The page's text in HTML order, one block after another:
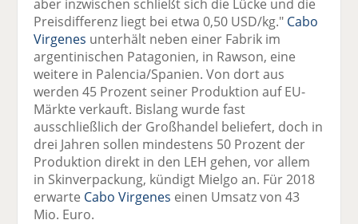
aber inzwischen schließt sich die Lücke und die
Preisdifferenz liegt bei etwa 0,50 USD/kg." Cabo
Virgenes unterhält neben einer Fabrik im
argentinischen Patagonien, in Rawson, eine
weitere in Palencia/Spanien. Von dort aus
werden 45 Prozent seiner Produktion auf EU-
Märkte verkauft. Bislang wurde fast
ausschließlich der Großhandel beliefert, doch in
drei Jahren sollen mindestens 50 Prozent der
Produktion direkt in den LEH gehen, vor allem
in Skinverpackung, kündigt Mielgo an. Für 2018
erwarte Cabo Virgenes einen Umsatz von 43
Mio. Euro.